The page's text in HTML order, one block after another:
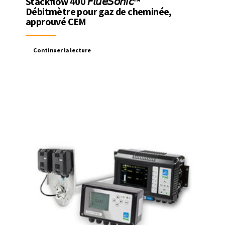
Débitmètre pour gaz de cheminée,
approuvé CEM
Continuer la lecture